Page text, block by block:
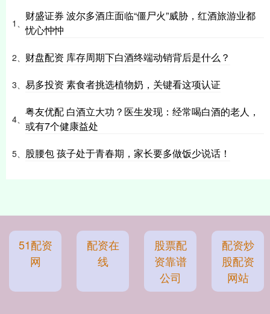
1、
财盛证券 波尔多酒庄面临“僵尸火”威胁，红酒旅游业都
忧心忡忡
2、 财盘配资 库存周期下白酒终端动销背后是什么？
3、 易多投资 素食者挑选植物奶，关键看这项认证
4、
粤友优配 白酒立大功？医生发现：经常喝白酒的老人，
或有7个健康益处
5、 股腰包 孩子处于青春期，家长要多做饭少说话！
51配资
网
配资在
线
股票配
资靠谱
公司
配资炒
股配资
网站